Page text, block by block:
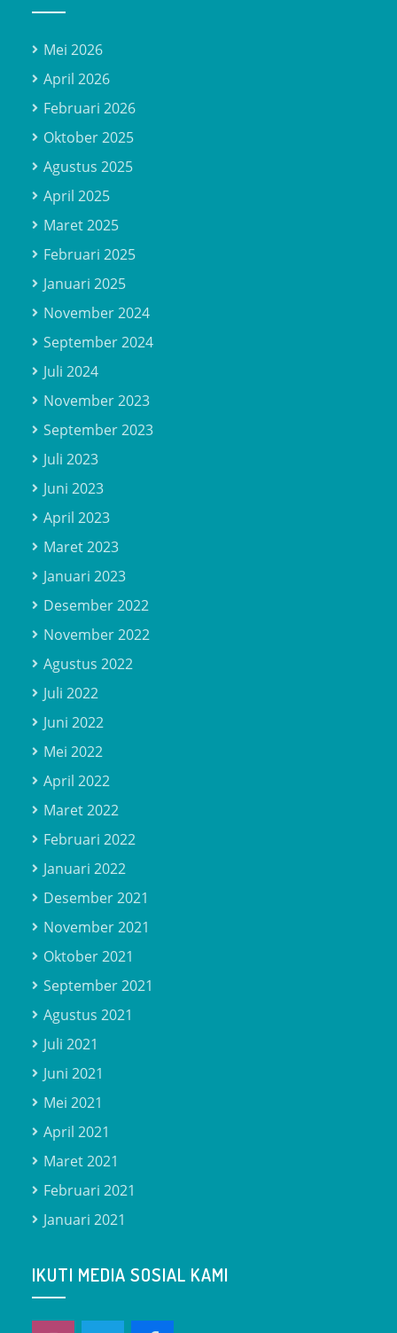
Mei 2026
April 2026
Februari 2026
Oktober 2025
Agustus 2025
April 2025
Maret 2025
Februari 2025
Januari 2025
November 2024
September 2024
Juli 2024
November 2023
September 2023
Juli 2023
Juni 2023
April 2023
Maret 2023
Januari 2023
Desember 2022
November 2022
Agustus 2022
Juli 2022
Juni 2022
Mei 2022
April 2022
Maret 2022
Februari 2022
Januari 2022
Desember 2021
November 2021
Oktober 2021
September 2021
Agustus 2021
Juli 2021
Juni 2021
Mei 2021
April 2021
Maret 2021
Februari 2021
Januari 2021
IKUTI MEDIA SOSIAL KAMI